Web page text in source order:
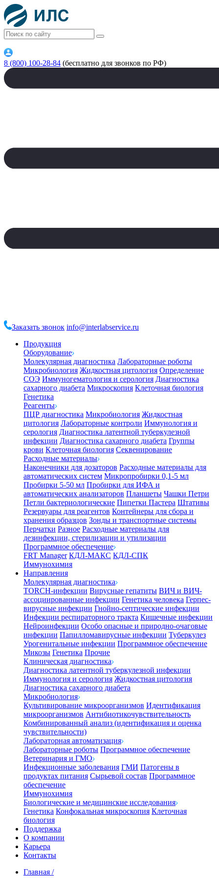
8 (800) 100-28-84 (бесплатно для звонков по РФ)
Заказать звонок info@interlabservice.ru
Продукция
Оборудование
Молекулярная диагностика Лабораторные роботы
Микробиология Жидкостная цитология Определение
СОЭ Иммуногематология и серология Диагностика
сахарного диабета Микроскопия Клеточная биология
Генетика
Реагенты
ПЦР диагностика Микробиология Жидкостная
цитология Лабораторные контроли Иммунология и
серология Диагностика латентной туберкулезной
инфекции Диагностика сахарного диабета Группы
крови Клеточная биология Секвенирование
Расходные материалы
Наконечники для дозаторов Расходные материалы для
автоматических систем Микропробирки 0,1-5 мл
Пробирки 5-50 мл Пробирки для ИФА и
автоматических анализаторов Планшеты Чашки Петри
Петли бактериологические Пипетки Пастера Штативы
Резервуары для реагентов Контейнеры для сбора и
хранения образцов Зонды и транспортные системы
Перчатки Разное Расходные материалы для
дезинфекции, стерилизации и утилизации
Программное обеспечение
FRT Manager КДЛ-МАКС КДЛ-СПК
Иммунохимия
Направления
Молекулярная диагностика
TORCH-инфекции Вирусные гепатиты ВИЧ и ВИЧ-
ассоциированные инфекции Генетика человека Герпес-
вирусные инфекции Гнойно-септические инфекции
Инфекции респираторного тракта Кишечные инфекции
Нейроинфекции Особо опасные и природно-очаговые
инфекции Папилломавирусные инфекции Туберкулез
Урогенитальные инфекции Программное обеспечение
Микозы Генетика Прочие
Клиническая диагностика
Диагностика латентной туберкулезной инфекции
Иммунология и серология Жидкостная цитология
Диагностика сахарного диабета
Микробиология
Культивирование микроорганизмов Идентификация
микроорганизмов Антибиотикочувствительность
Комбинированный анализ (идентификация и оценка
чувствительности)
Лабораторная автоматизация
Лабораторные роботы Программное обеспечение
Ветеринария и ГМО
Инфекционные заболевания ГМИ Патогены в
продуктах питания Сырьевой состав Программное
обеспечение
Иммунохимия
Биологические и медицинские исследования
Генетика Конфокальная микроскопия Клеточная
биология
Поддержка
О компании
Карьера
Контакты
Главная /